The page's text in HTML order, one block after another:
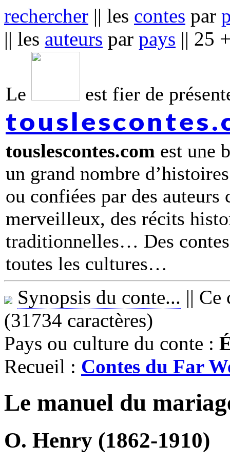
rechercher || les contes par
|| les auteurs par pays || 25
Le est fier de
touslescontes.com est une
un grand nombre
ou confiées par des
merveilleux, des récits
traditionnelles… Des
toutes les cultures
Synopsis du conte... || Ce
(31734 caractères)
Pays ou culture du conte :
Recueil : Contes du Far
Le manuel du
O. Henry (1862-1910)